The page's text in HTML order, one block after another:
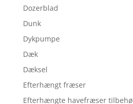
Dozerblad
Dunk
Dykpumpe
Dæk
Dæksel
Efterhængt fræser
Efterhængte havefræser tilbehø